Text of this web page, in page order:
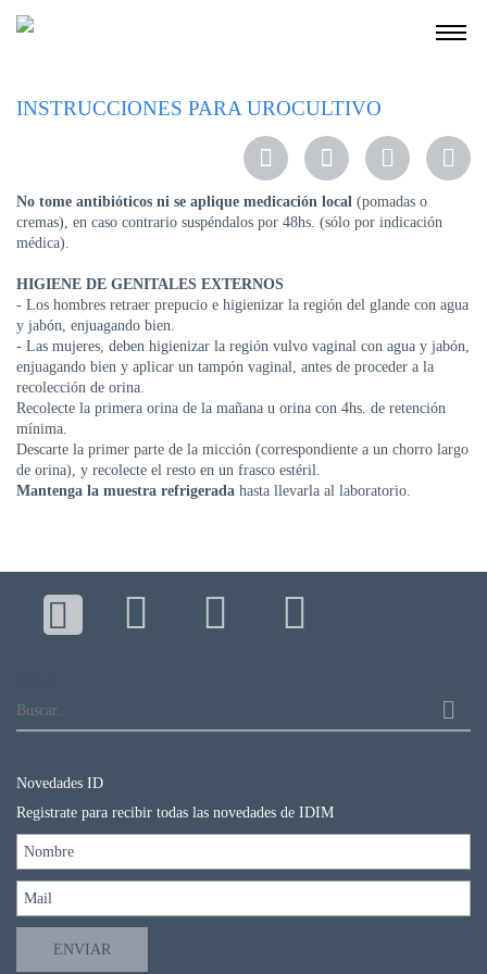
INSTRUCCIONES
PARA
PACIENTES
COBERTURAS
MÉDICAS
INVESTIGACIÓN
SEDES
Y
HORARIOS
MODULO
DE
DE
TURNOS
INSTRUCCIONES PARA UROCULTIVO
No tome antibióticos ni se aplique medicación local (pomadas o
cremas), en caso contrario suspéndalos por 48hs. (sólo por indicación
médica).
HIGIENE DE GENITALES EXTERNOS
- Los hombres retraer prepucio e higienizar la región del glande con agua
y jabón, enjuagando bien.
- Las mujeres, deben higienizar la región vulvo vaginal con agua y jabón,
enjuagando bien y aplicar un tampón vaginal, antes de proceder a la
recolección de orina.
Recolecte la primera orina de la mañana u orina con 4hs. de retención
mínima.
Descarte la primer parte de la micción (correspondiente a un chorro largo
de orina), y recolecte el resto en un frasco estéril.
Mantenga la muestra refrigerada hasta llevarla al laboratorio.
Novedades ID
Registrate para recibir todas las novedades de IDIM